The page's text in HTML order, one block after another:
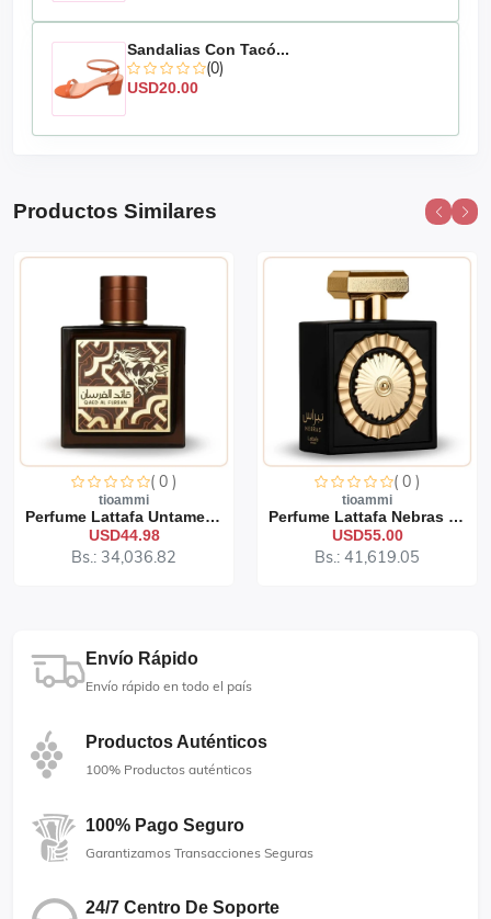
Sandalias Con Tacó...
(0)
USD20.00
Productos Similares
( 0 )
tioammi
Perfume Lattafa Untamed 1...
USD44.98
Bs.: 34,036.82
( 0 )
tioammi
Perfume Lattafa Nebras 10...
USD55.00
Bs.: 41,619.05
Envío Rápido
Envío rápido en todo el país
Productos Auténticos
100% Productos auténticos
100% Pago Seguro
Garantizamos Transacciones Seguras
24/7 Centro De Soporte